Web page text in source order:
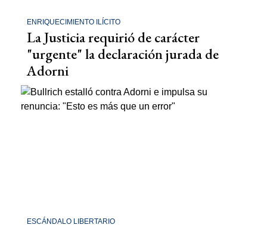
ENRIQUECIMIENTO ILÍCITO
La Justicia requirió de carácter
"urgente" la declaración jurada de
Adorni
ESCÁNDALO LIBERTARIO